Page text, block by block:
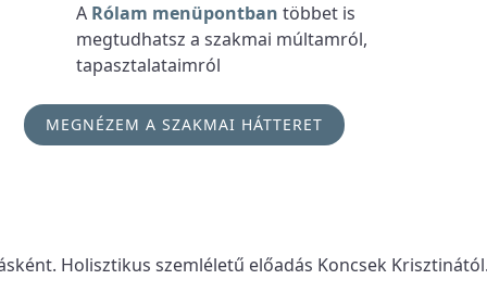
A Rólam menüpontban többet is
megtudhatsz a szakmai múltamról,
tapasztalataimról
MEGNÉZEM A SZAKMAI HÁTTERET